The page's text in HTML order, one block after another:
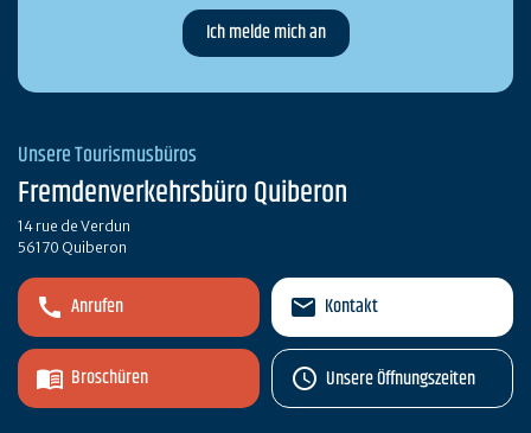
Unsere Tourismusbüros
Fremdenverkehrsbüro Quiberon
14 rue de Verdun
56170 Quiberon
Anrufen
Broschüren
Kontakt
Unsere Öffnungszeiten